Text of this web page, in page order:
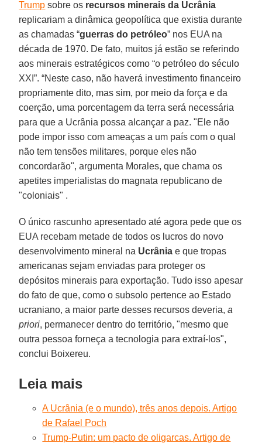
Trump sobre os recursos minerais da Ucrânia
replicariam a dinâmica geopolítica que existia durante
as chamadas “guerras do petróleo” nos EUA na
década de 1970. De fato, muitos já estão se referindo
aos minerais estratégicos como “o petróleo do século
XXI”. “Neste caso, não haverá investimento financeiro
propriamente dito, mas sim, por meio da força e da
coerção, uma porcentagem da terra será necessária
para que a Ucrânia possa alcançar a paz. "Ele não
pode impor isso com ameaças a um país com o qual
não tem tensões militares, porque eles não
concordarão", argumenta Morales, que chama os
apetites imperialistas do magnata republicano de
"coloniais" .
O único rascunho apresentado até agora pede que os
EUA recebam metade de todos os lucros do novo
desenvolvimento mineral na Ucrânia e que tropas
americanas sejam enviadas para proteger os
depósitos minerais para exportação. Tudo isso apesar
do fato de que, como o subsolo pertence ao Estado
ucraniano, a maior parte desses recursos deveria, a
priori, permanecer dentro do território, "mesmo que
outra pessoa forneça a tecnologia para extraí-los",
conclui Boixereu.
Leia mais
A Ucrânia (e o mundo), três anos depois. Artigo
de Rafael Poch
Trump-Putin: um pacto de oligarcas. Artigo de